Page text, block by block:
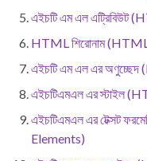
এইচটি এম এল
HTML শিরোনাম
এইচটি এম এল এর
এইচটিএমএল এর স্টাইল
এইচটিএমএল এর টেক্সট
Elements)